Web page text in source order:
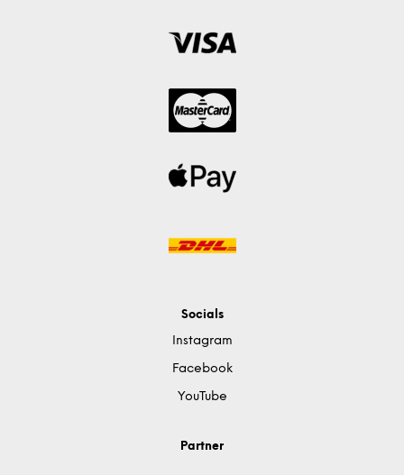
Socials
Instagram
Facebook
YouTube
Partner